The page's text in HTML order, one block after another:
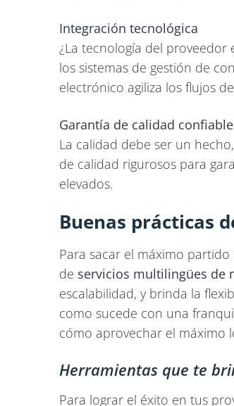
Integración tecnológica
¿La tecnología del
los sistemas de gestión de
electrónico agiliza los flujos
Garantía de calidad confiable
La calidad debe ser un
de calidad rigurosos para
elevados.
Buenas prácticas
Para sacar el máximo
de servicios multilingües de
escalabilidad, y brinda la
como sucede con una
cómo aprovechar el máximo
Herramientas que te
Para lograr el éxito en tus